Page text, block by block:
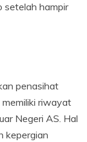
setelah hampir
penasihat
riwayat
Negeri AS. Hal
kepergian